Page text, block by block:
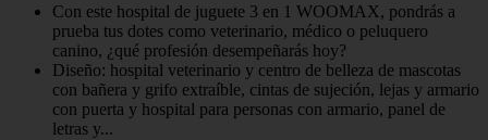
Con este hospital de juguete 3 en 1 WOOMAX, pondrás a
prueba tus dotes como veterinario, médico o peluquero
canino, ¿qué profesión desempeñarás hoy?
Diseño: hospital veterinario y centro de belleza de mascotas
con bañera y grifo extraíble, cintas de sujeción, lejas y armario
con puerta y hospital para personas con armario, panel de
letras y...